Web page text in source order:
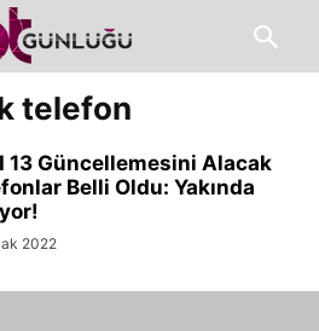
telefon
13 Güncellemesini Alacak
Belli Oldu: Yakında
2022